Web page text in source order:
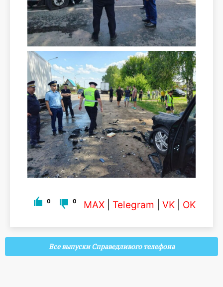
0 0 MAX Telegram VK OK
Все выпуски Справедливого телефона